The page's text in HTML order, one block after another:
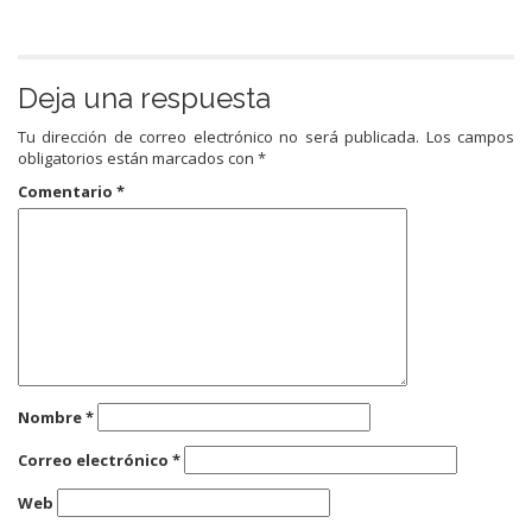
Deja una respuesta
Tu dirección de correo electrónico no será publicada. Los campos
obligatorios están marcados con *
Comentario *
Nombre*
Correo electrónico *
Web